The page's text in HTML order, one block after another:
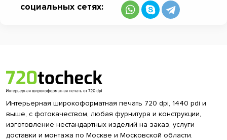
социальных сетях:
Интерьерная широкоформатная печать 720 dpi, 1440 pdi и
выше, с фотокачеством, любая фурнитура и конструкции,
изготовление нестандартных изделий на заказ, услуги
доставки и монтажа по Москве и Московской области.